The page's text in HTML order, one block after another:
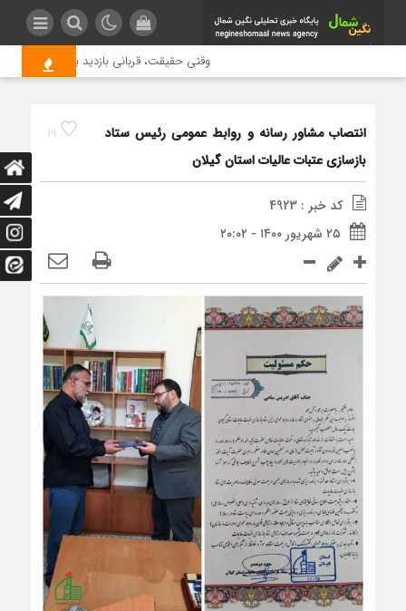
وقتی حقیقت، قربانی بازدید بیشتر می
19
انتصاب مشاور رسانه و روابط عمومی رئیس ستاد
بازسازی عتبات عالیات استان گیلان
کد خبر : 4923
۲۵ شهریور ۱۴۰۰ - ۲۰:۰۲